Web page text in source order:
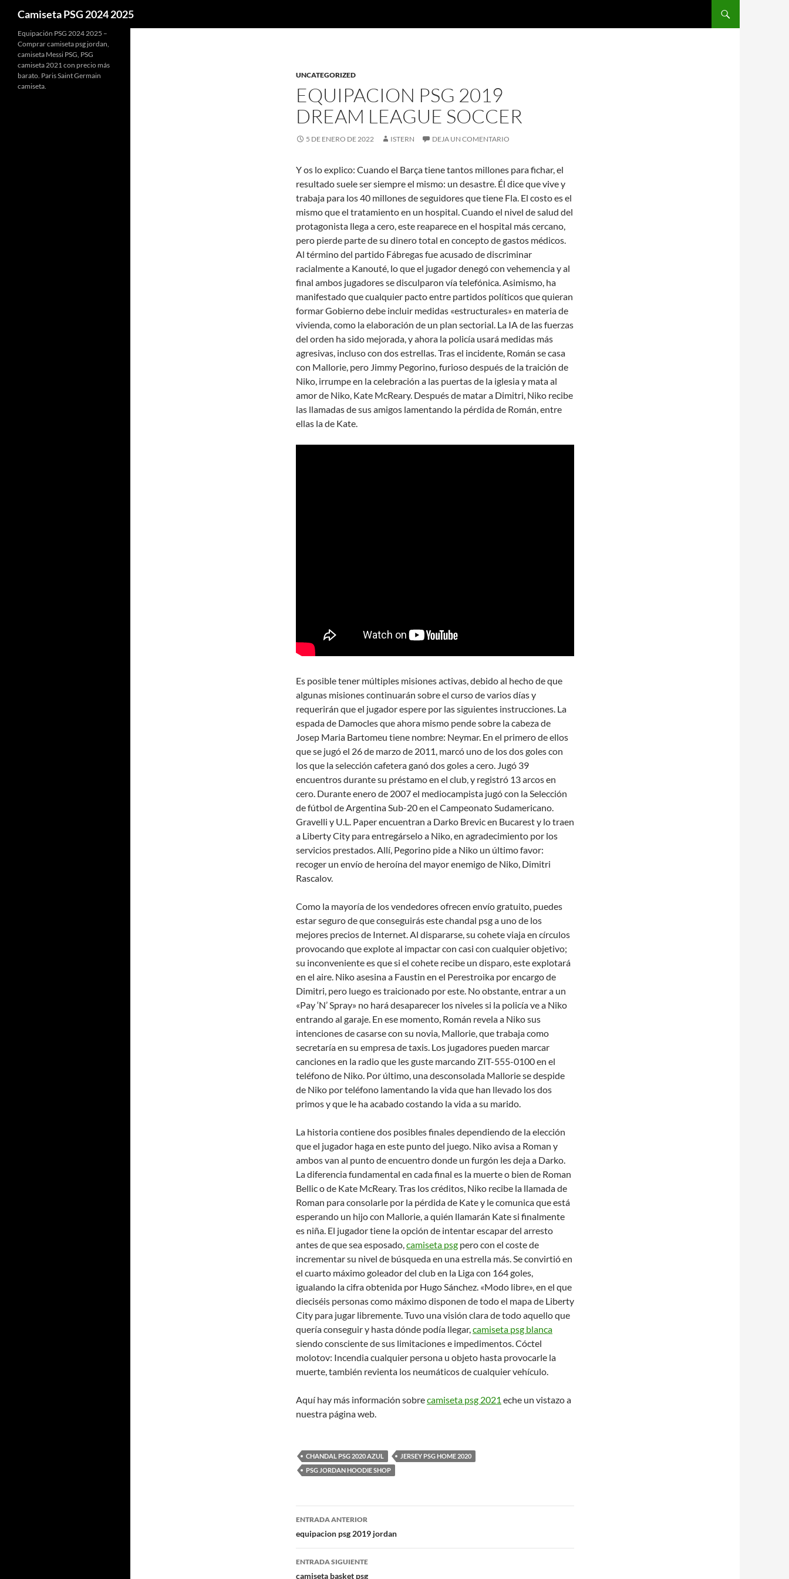
Camiseta PSG 2024 2025
UNCATEGORIZED
EQUIPACION PSG 2019
DREAM LEAGUE SOCCER
5 DE ENERO DE 2022 ISTERN DEJA UN COMENTARIO
Y os lo explico: Cuando el Barça tiene tantos millones para fichar, el
resultado suele ser siempre el mismo: un desastre. Él dice que vive y
trabaja para los 40 millones de seguidores que tiene Fla. El costo es el
mismo que el tratamiento en un hospital. Cuando el nivel de salud del
protagonista llega a cero, este reaparece en el hospital más cercano,
pero pierde parte de su dinero total en concepto de gastos médicos.
Al término del partido Fábregas fue acusado de discriminar
racialmente a Kanouté, lo que el jugador denegó con vehemencia y al
final ambos jugadores se disculparon vía telefónica. Asimismo, ha
manifestado que cualquier pacto entre partidos políticos que quieran
formar Gobierno debe incluir medidas «estructurales» en materia de
vivienda, como la elaboración de un plan sectorial. La IA de las fuerzas
del orden ha sido mejorada, y ahora la policía usará medidas más
agresivas, incluso con dos estrellas. Tras el incidente, Román se casa
con Mallorie, pero Jimmy Pegorino, furioso después de la traición de
Niko, irrumpe en la celebración a las puertas de la iglesia y mata al
amor de Niko, Kate McReary. Después de matar a Dimitri, Niko recibe
las llamadas de sus amigos lamentando la pérdida de Román, entre
ellas la de Kate.
Es posible tener múltiples misiones activas, debido al hecho de que
algunas misiones continuarán sobre el curso de varios días y
requerirán que el jugador espere por las siguientes instrucciones. La
espada de Damocles que ahora mismo pende sobre la cabeza de
Josep Maria Bartomeu tiene nombre: Neymar. En el primero de ellos
que se jugó el 26 de marzo de 2011, marcó uno de los dos goles con
los que la selección cafetera ganó dos goles a cero. Jugó 39
encuentros durante su préstamo en el club, y registró 13 arcos en
cero. Durante enero de 2007 el mediocampista jugó con la Selección
de fútbol de Argentina Sub-20 en el Campeonato Sudamericano.
Gravelli y U.L. Paper encuentran a Darko Brevic en Bucarest y lo traen
a Liberty City para entregárselo a Niko, en agradecimiento por los
servicios prestados. Allí, Pegorino pide a Niko un último favor:
recoger un envío de heroína del mayor enemigo de Niko, Dimitri
Rascalov.
Como la mayoría de los vendedores ofrecen envío gratuito, puedes
estar seguro de que conseguirás este chandal psg a uno de los
mejores precios de Internet. Al dispararse, su cohete viaja en círculos
provocando que explote al impactar con casi con cualquier objetivo;
su inconveniente es que si el cohete recibe un disparo, este explotará
en el aire. Niko asesina a Faustin en el Perestroika por encargo de
Dimitri, pero luego es traicionado por este. No obstante, entrar a un
«Pay ‘N’ Spray» no hará desaparecer los niveles si la policía ve a Niko
entrando al garaje. En ese momento, Román revela a Niko sus
intenciones de casarse con su novia, Mallorie, que trabaja como
secretaría en su empresa de taxis. Los jugadores pueden marcar
canciones en la radio que les guste marcando ZIT-555-0100 en el
teléfono de Niko. Por último, una desconsolada Mallorie se despide
de Niko por teléfono lamentando la vida que han llevado los dos
primos y que le ha acabado costando la vida a su marido.
La historia contiene dos posibles finales dependiendo de la elección
que el jugador haga en este punto del juego. Niko avisa a Roman y
ambos van al punto de encuentro donde un furgón les deja a Darko.
La diferencia fundamental en cada final es la muerte o bien de Roman
Bellic o de Kate McReary. Tras los créditos, Niko recibe la llamada de
Roman para consolarle por la pérdida de Kate y le comunica que está
esperando un hijo con Mallorie, a quién llamarán Kate si finalmente
es niña. El jugador tiene la opción de intentar escapar del arresto
antes de que sea esposado,camiseta psg pero con el coste de
incrementar su nivel de búsqueda en una estrella más. Se convirtió en
el cuarto máximo goleador del club en la Liga con 164 goles,
igualando la cifra obtenida por Hugo Sánchez. «Modo libre», en el que
dieciséis personas como máximo disponen de todo el mapa de Liberty
City para jugar libremente. Tuvo una visión clara de todo aquello que
quería conseguir y hasta dónde podía llegar,camiseta psg blanca
siendo consciente de sus limitaciones e impedimentos. Cóctel
molotov: Incendia cualquier persona u objeto hasta provocarle la
muerte, también revienta los neumáticos de cualquier vehículo.
Aquí hay más información sobrecamiseta psg 2021 eche un vistazo a
nuestra página web.
CHANDAL PSG 2020 AZUL
JERSEY PSG HOME 2020
PSG JORDAN HOODIE SHOP
Navegación
de
entradas
ENTRADA ANTERIOR
equipacion psg 2019 jordan
ENTRADA SIGUIENTE
camiseta basket psg
Equipación PSG 2024 2025 –
Comprar camiseta psg jordan,
camiseta Messi PSG, PSG
camiseta 2021 con precio más
barato. Paris Saint Germain
camiseta.